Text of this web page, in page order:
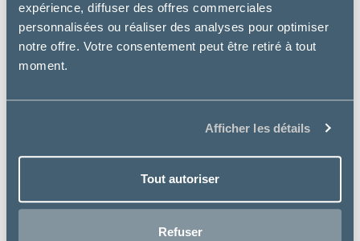
expérience, diffuser des offres commerciales
personnalisées ou réaliser des analyses pour optimiser
notre offre. Votre consentement peut être retiré à tout
moment.
Afficher les détails
Tout autoriser
Refuser